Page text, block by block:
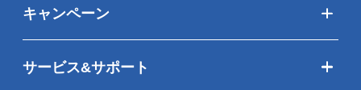
キャンペーン
サービス&サポート